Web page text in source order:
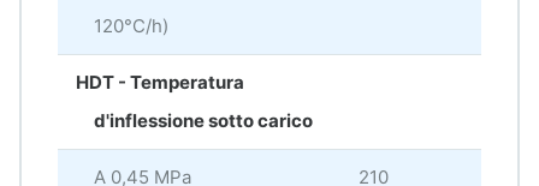
120°C/h)
HDT - Temperatura
d'inflessione sotto carico
A 0,45 MPa 210